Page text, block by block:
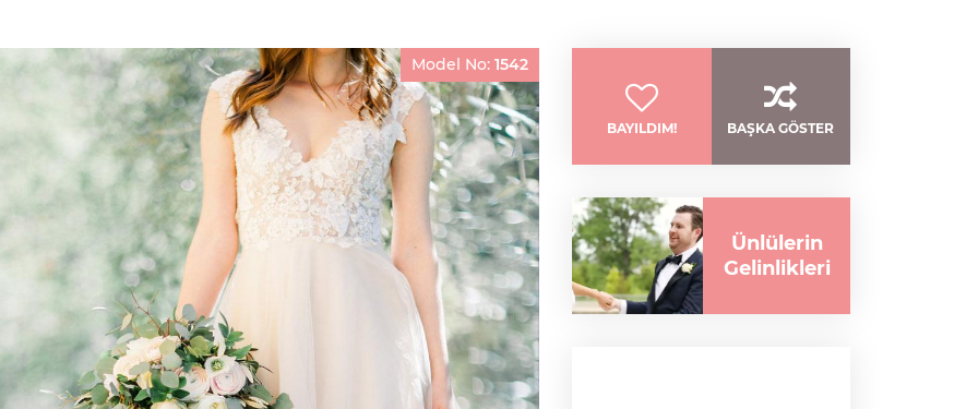
Model No: 1542
BAYILDIM! BAŞKA GÖSTER
Ünlülerin
Gelinlikleri